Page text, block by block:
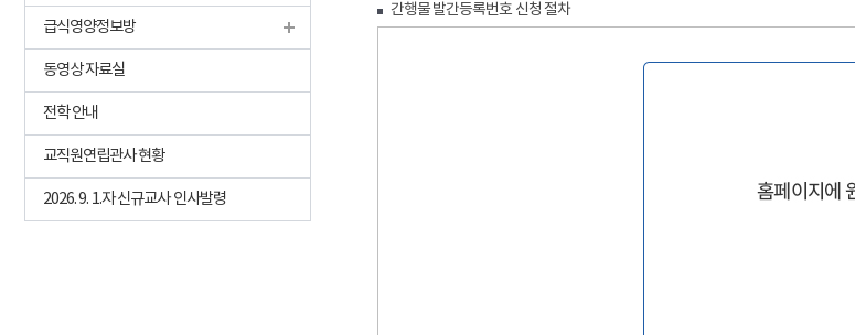
급식영양정보방
동영상 자료실
전학 안내
교직원연립관사 현황
2026. 9. 1.자 신규교사 인사발령
간행물 발간등록번호 신청 절차